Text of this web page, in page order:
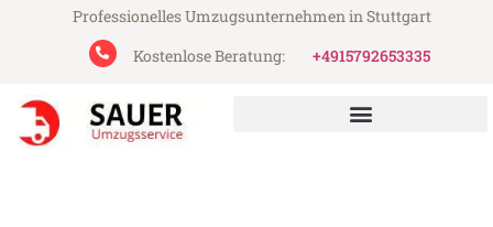
Professionelles Umzugsunternehmen in Stuttgart
Kostenlose Beratung:
+4915792653335